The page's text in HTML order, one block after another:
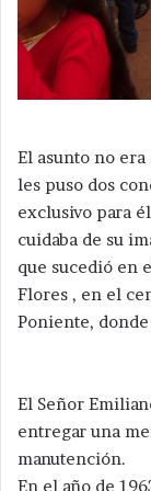
El asunto no
les puso dos
exclusivo para
cuidaba de su
que sucedió en
Flores , en el
Poniente,
El Señor
entregar una
manutención.
En el año de